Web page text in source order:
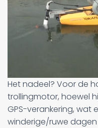
Het nadeel? Voor de
trollingmotor, hoewel
GPS-verankering, wat
winderige/ruwe